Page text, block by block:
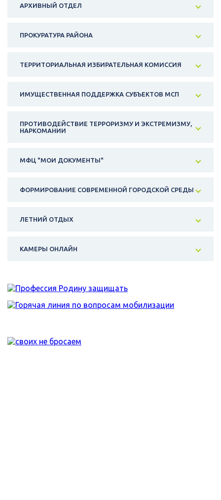
АРХИВНЫЙ ОТДЕЛ
ПРОКУРАТУРА РАЙОНА
ТЕРРИТОРИАЛЬНАЯ ИЗБИРАТЕЛЬНАЯ КОМИССИЯ
ИМУЩЕСТВЕННАЯ ПОДДЕРЖКА СУБЪЕКТОВ МСП
ПРОТИВОДЕЙСТВИЕ ТЕРРОРИЗМУ И ЭКСТРЕМИЗМУ,
НАРКОМАНИИ
МФЦ "МОИ ДОКУМЕНТЫ"
ФОРМИРОВАНИЕ СОВРЕМЕННОЙ ГОРОДСКОЙ СРЕДЫ
ЛЕТНИЙ ОТДЫХ
КАМЕРЫ ОНЛАЙН